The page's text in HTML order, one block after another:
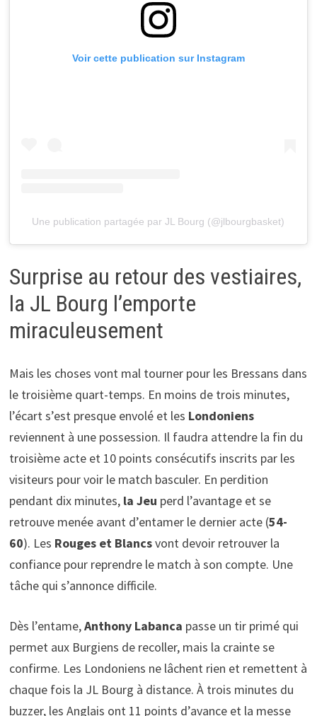
Voir cette publication sur Instagram
Une publication partagée par JL Bourg (@jlbourgbasket)
Surprise au retour des vestiaires,
la JL Bourg l’emporte
miraculeusement
Mais les choses vont mal tourner pour les Bressans dans
le troisième quart-temps. En moins de trois minutes,
l’écart s’est presque envolé et les Londoniens
reviennent à une possession. Il faudra attendre la fin du
troisième acte et 10 points consécutifs inscrits par les
visiteurs pour voir le match basculer. En perdition
pendant dix minutes, la Jeu perd l’avantage et se
retrouve menée avant d’entamer le dernier acte (54-
60). Les Rouges et Blancsvont devoir retrouver la
confiance pour reprendre le match à son compte. Une
tâche qui s’annonce difficile.
Dès l’entame,Anthony Labanca passe un tir primé qui
permet aux Burgiens de recoller, mais la crainte se
confirme. Les Londoniens ne lâchent rien et remettent à
chaque fois la JL Bourg à distance. À trois minutes du
buzzer, les Anglais ont 11 points d’avance et la messe